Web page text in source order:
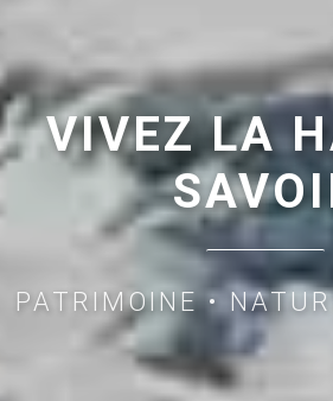
VIVEZ LA
PATRIMOINE •